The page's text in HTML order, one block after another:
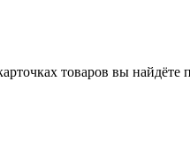
товаров вы найдёте